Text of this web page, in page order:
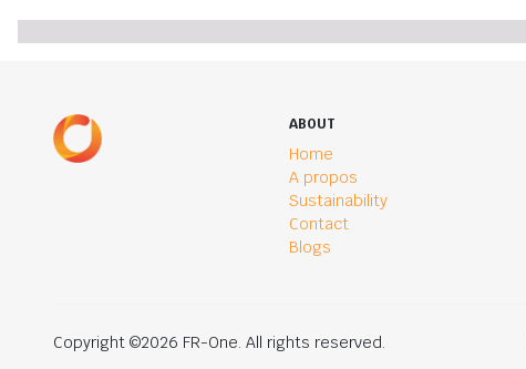
ABOUT
Home
A propos
Sustainability
Contact
Blogs
Copyright ©2026 FR-One. All rights reserved.